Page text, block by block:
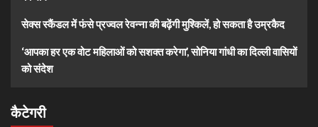
सेक्स स्कैंडल में फंसे प्रज्वल रेवन्ना की बढ़ेंगी मुश्किलें, हो सकता है उम्रकैद
‘आपका हर एक वोट महिलाओं को सशक्त करेगा’, सोनिया गांधी का दिल्ली वासियों
को संदेश
कैटेगरी